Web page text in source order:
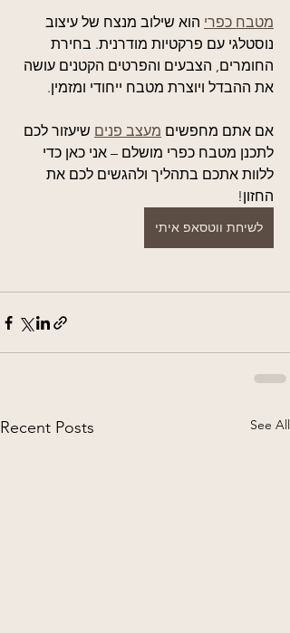
מטבח כפרי הוא שילוב מנצח של עיצוב
נוסטלגי עם פרקטיות מודרנית. בחירת
החומרים, הצבעים והפרטים הקטנים עושה
את ההבדל ויוצרת מטבח ייחודי ומזמין.
אם אתם מחפשים מעצב פנים שיעזור לכם
לתכנן מטבח כפרי מושלם – אני כאן כדי
ללוות אתכם בתהליך ולהגשים לכם את
החזון!
לשיחת ווטסאפ איתי
Recent Posts See All